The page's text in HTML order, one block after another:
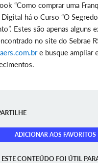
“Como comprar uma
há o Curso “O
Estes são apenas alguns
no site do Sebrae
e busque ampliar
ADICIONAR AOS FAVORITOS
ESTE CONTEÚDO FOI ÚTIL